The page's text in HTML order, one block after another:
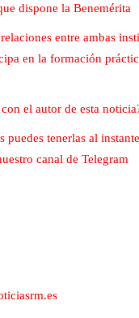
dispone la Benemérita
entre ambas
en la formación
el autor de esta
puedes tenerlas al instante
canal de Telegram